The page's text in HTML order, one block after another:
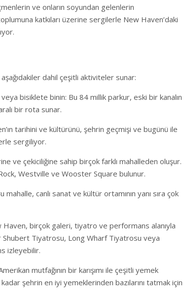
ve onların soyundan gelenlerin
katkıları üzerine sergilerle New Haven’daki
dahil çeşitli aktiviteler sunar:
bisiklete binin: Bu 84 millik parkur, eski bir kanalın
bir rota sunar.
tarihini ve kültürünü, şehrin geçmişi ve bugünü ile
sergiliyor.
ve çekiciliğine sahip birçok farklı mahalleden oluşur.
Westville ve Wooster Square bulunur.
canlı sanat ve kültür ortamının yanı sıra çok
birçok galeri, tiyatro ve performans alanıyla
Tiyatrosu, Long Wharf Tiyatrosu veya
izleyebilir.
mutfağının bir karışımı ile çeşitli yemek
şehrin en iyi yemeklerinden bazılarını tatmak için